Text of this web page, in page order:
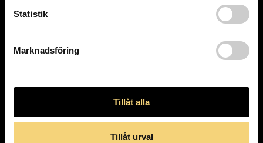
Statistik
Marknadsföring
Tillåt alla
Tillåt urval
Aktuellt